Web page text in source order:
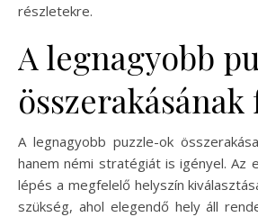
részletekre.
A legnagyobb
A legnagyobb puzzle-ok
hanem némi stratégiát is igényel. Az
lépés a megfelelő helyszín
szükség, ahol elegendő hely áll